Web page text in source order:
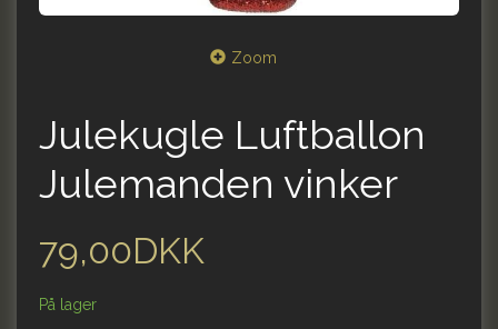
Zoom
Julekugle Luftballon
Julemanden vinker
79,00DKK
På lager